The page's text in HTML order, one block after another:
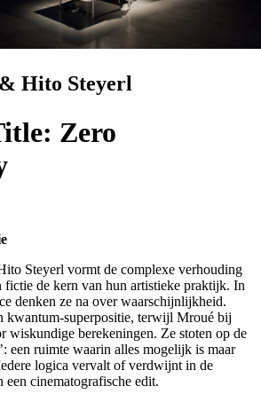
Hito Steyerl
Zero
Steyerl vormt de complexe verhouding
fictie de kern van hun artistieke praktijk. In
denken ze na over waarschijnlijkheid.
kwantum-superpositie, terwijl Mroué bij
wiskundige berekeningen. Ze stoten op de
een ruimte waarin alles mogelijk is maar
logica vervalt of verdwijnt in de
een cinematografische edit.